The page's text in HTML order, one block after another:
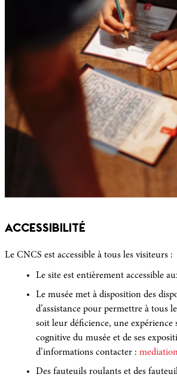
ACCESSIBILITÉ
Le CNCS est accessible à tous les visiteurs :
Le site est entièrement accessible
Le musée met à disposition des
d’assistance pour permettre à tous
soit leur déficience, une expérience
cognitive du musée et de ses
d’informations contacter :
Des fauteuils roulants et des